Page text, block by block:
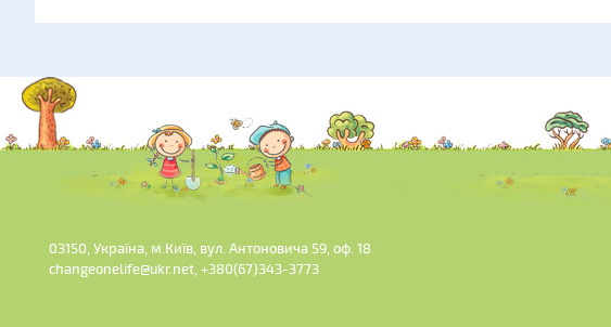
03150, Україна, м.Київ, вул. Антоновича 59, оф. 18
changeonelife@ukr.net, +380(67)343-3773